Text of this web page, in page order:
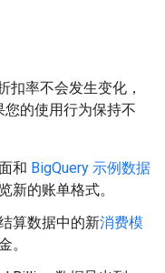
扣率不会发生变化，
的使用行为保持不
和 BigQuery 示例数据
新的账单格式。
算数据中的新消费模
。